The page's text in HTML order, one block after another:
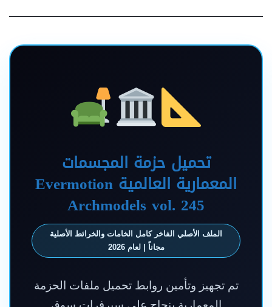
تحميل حزمة المجسمات
المعمارية العالمية Evermotion
Archmodels vol. 245
الملف الأصلي الفاخر كامل الخامات والخرائط الأصلية
مجاناً | لعام 2026
تم تجهيز وتأمين روابط تحميل ملفات الحزمة